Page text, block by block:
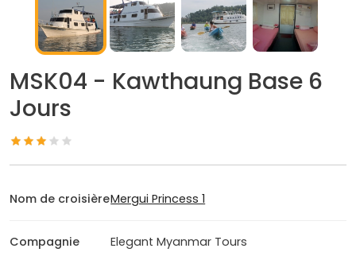
MSK04 - Kawthaung Base 6
Jours
Nom de croisièreMergui Princess 1
Compagnie Elegant Myanmar Tours